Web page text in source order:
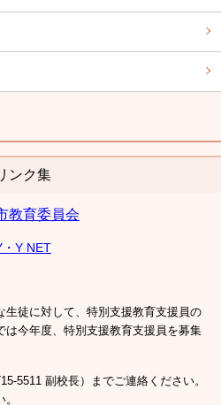
ンク集
教育委員会
・Y NET
生徒に対して、特別支援教育支援員の
は今年度、特別支援教育支援員を募集
5511 副校長）までご連絡ください。